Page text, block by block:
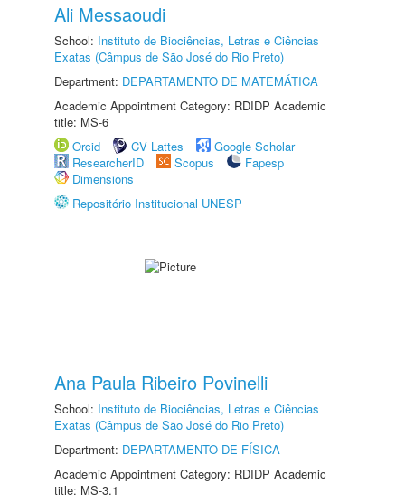
Ali Messaoudi
School: Instituto de Biociências, Letras e Ciências
Exatas (Câmpus de São José do Rio Preto)
Department: DEPARTAMENTO DE MATEMÁTICA
Academic Appointment Category: RDIDP Academic
title: MS-6
Orcid
CV Lattes
Google Scholar
ResearcherID
Scopus
Fapesp
Dimensions
Repositório Institucional UNESP
Ana Paula Ribeiro Povinelli
School: Instituto de Biociências, Letras e Ciências
Exatas (Câmpus de São José do Rio Preto)
Department: DEPARTAMENTO DE FÍSICA
Academic Appointment Category: RDIDP Academic
title: MS-3.1